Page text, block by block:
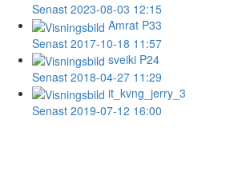
Senast 2023-08-03 12:15
Amrat P33
Senast 2017-10-18 11:57
sveiki P24
Senast 2018-04-27 11:29
it_kvng_jerry_3
Senast 2019-07-12 16:00